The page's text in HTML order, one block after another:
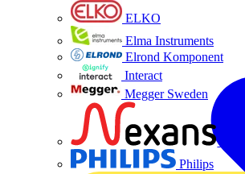
ELKO
Elma Instruments
Elrond Komponent
Interact
Megger Sweden
Philips